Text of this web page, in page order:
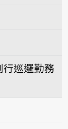
巡邏勤務